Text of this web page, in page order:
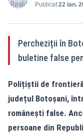
Publicat:22 ian.
Percheziții în
buletine false
Polițiștii de
județul Botoșani,
românești false.
persoane din